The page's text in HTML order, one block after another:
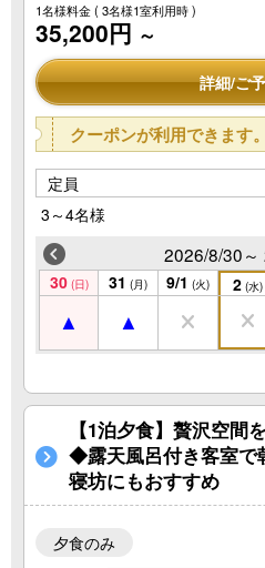
1名様料金( 3名様1室利用時 )
35,200円 ～
詳細/ご
クーポンが利用できます。
定員
3～4名様
2026/8/30～
30 (日) 31 (月) 9/1 (火) 2 (水)
【1泊夕食】贅沢空間
◆露天風呂付き客室で
寝坊にもおすすめ
夕食のみ